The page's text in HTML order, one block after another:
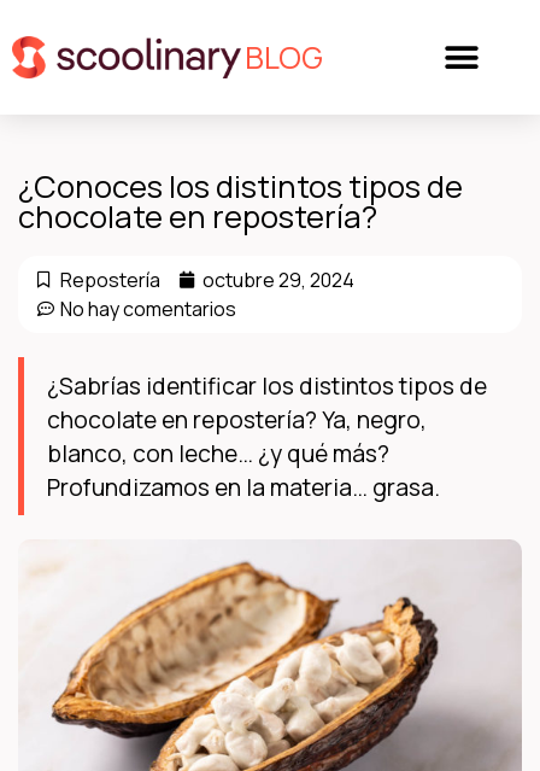
BLOG
¿Conoces los distintos tipos de
chocolate en repostería?
Repostería
octubre 29, 2024
No hay comentarios
¿Sabrías identificar los distintos tipos de
chocolate en repostería? Ya, negro,
blanco, con leche… ¿y qué más?
Profundizamos en la materia… grasa.